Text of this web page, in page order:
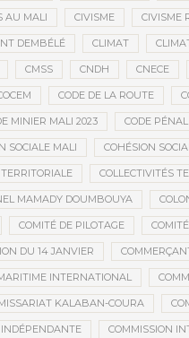
AU MALI CIVISME CIVISME
DEMBÉLÉ CLIMAT
CMSS CNDH CNECE
CODE DE LA ROUTE
MINIER MALI 2023 CODE PÉNAL
SOCIALE MALI COHÉSION
COLLECTIVITÉS
MAMADY DOUMBOUYA
COMITÉ DE PILOTAGE
DU 14 JANVIER
INTERNATIONAL
KALABAN-COURA
INDÉPENDANTE COMMISSION